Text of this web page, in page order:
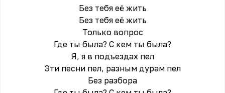
Без тебя её жить
Без тебя её жить
Только вопрос
Где ты была? С кем ты была?
Я, я в подъездах пел
Эти песни пел, разным дурам пел
Без разбора